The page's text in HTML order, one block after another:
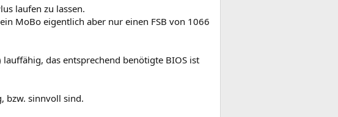
laufen zu lassen.
MoBo eigentlich aber nur einen FSB von 1066
lauffähig, das entsprechend benötigte BIOS ist
bzw. sinnvoll sind.